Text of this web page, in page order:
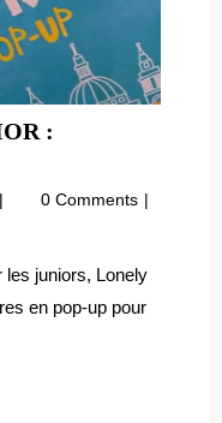
:
PLANET
JUNIOR
Lonely0 Comments
les juniors, Lonely
en pop-up pour